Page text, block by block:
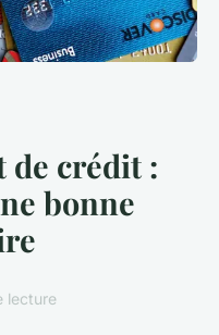
de crédit :
bonne
lecture